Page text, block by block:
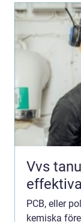
Vvs
PCB, eller
kemiska